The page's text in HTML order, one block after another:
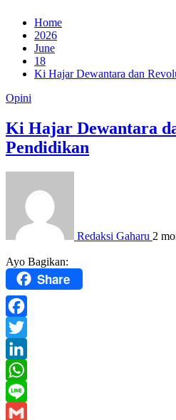
Home
2026
June
18
Ki Hajar Dewantara dan
Opini
Ki Hajar Dewantara
Pendidikan
Redaksi Gaharu 2
Ayo Bagikan:
Share
Facebook
Twitter
LinkedIn
WhatsApp
Line